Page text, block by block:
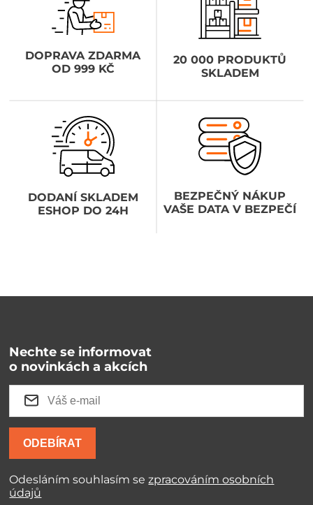
DOPRAVA ZDARMA
OD 999 KČ
20 000 PRODUKTŮ
SKLADEM
DODANÍ SKLADEM
ESHOP DO 24H
BEZPEČNÝ NÁKUP
VAŠE DATA V BEZPEČÍ
Nechte se informovat
o novinkách a akcích
ODEBÍRAT
Odesláním souhlasím sezpracováním osobních
údajů